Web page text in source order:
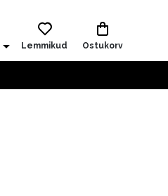
Lemmikud Ostukorv